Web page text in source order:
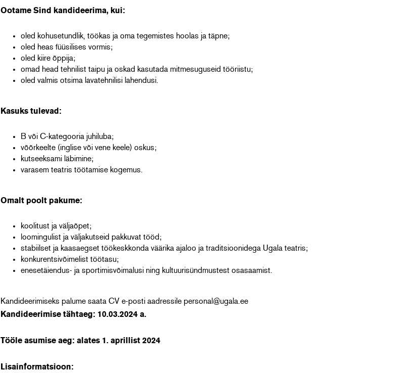
Ootame Sind kandideerima, kui:
oled kohusetundlik, töökas ja oma tegemistes hoolas ja täpne;
oled heas füüsilises vormis;
oled kiire õppija;
omad head tehnilist taipu ja oskad kasutada mitmesuguseid tööriistu;
oled valmis otsima lavatehnilisi lahendusi.
Kasuks tulevad:
B või C-kategooria juhiluba;
võõrkeelte (inglise või vene keele) oskus;
kutseeksami läbimine;
varasem teatris töötamise kogemus.
Omalt poolt pakume:
koolitust ja väljaõpet;
loomingulist ja väljakutseid pakkuvat tööd;
stabiilset ja kaasaegset töökeskkonda väärika ajaloo ja traditsioonidega Ugala teatris;
konkurentsivõimelist töötasu;
enesetäiendus- ja sportimisvõimalusi ning kultuurisündmustest osasaamist.
Kandideerimiseks palume saata CV e-posti aadressile personal@ugala.ee
Kandideerimise tähtaeg: 10.03.2024 a.
Tööle asumise aeg: alates 1. aprillist 2024
Lisainformatsioon: